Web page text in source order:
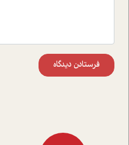
فرستادن دیدگاه